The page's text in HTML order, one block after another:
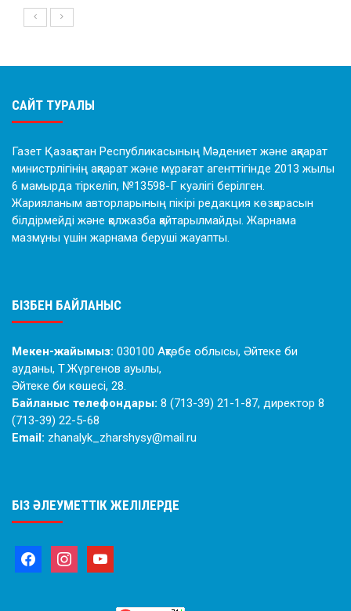
САЙТ ТУРАЛЫ
Газет Қазақстан Республикасының Мәдениет және ақпарат
министрлігінің ақпарат және мұрағат агенттігінде 2013 жылы
6 мамырда тіркеліп, №13598-Г куәлігі берілген.
Жарияланым авторларының пікірі редакция көзқарасын
білдірмейді және қолжазба қайтарылмайды. Жарнама
мазмұны үшін жарнама беруші жауапты.
БІЗБЕН БАЙЛАНЫС
Мекен-жайымыз: 030100 Ақтөбе облысы, Әйтеке би
ауданы, Т.Жүргенов ауылы,
Әйтеке би көшесі, 28.
Байланыс телефондары: 8 (713-39) 21-1-87, директор 8
(713-39) 22-5-68
Email: zhanalyk_zharshysy@mail.ru
БІЗ ӘЛЕУМЕТТІК ЖЕЛІЛЕРДЕ